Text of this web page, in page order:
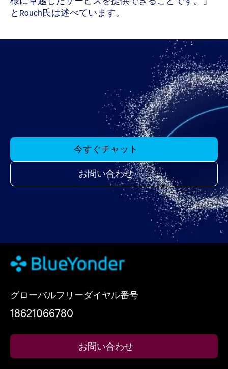
とRouch氏は述べています。
今すぐチャット
お問い合わせ
グローバルフリーダイヤル番号
18621066780
お問い合わせ